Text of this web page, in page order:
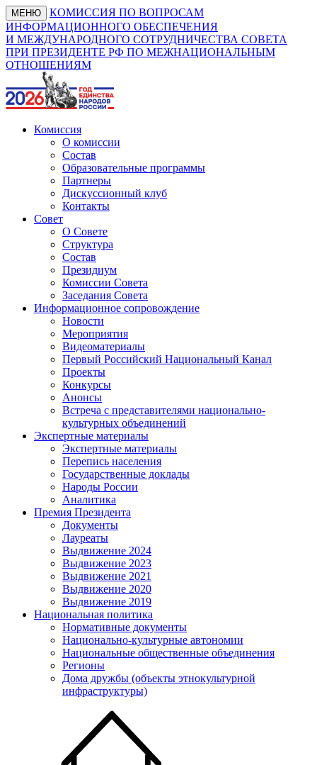
МЕНЮ
КОМИССИЯ ПО ВОПРОСАМ
ИНФОРМАЦИОННОГО ОБЕСПЕЧЕНИЯ
И МЕЖДУНАРОДНОГО СОТРУДНИЧЕСТВА СОВЕТА
ПРИ ПРЕЗИДЕНТЕ РФ ПО МЕЖНАЦИОНАЛЬНЫМ
ОТНОШЕНИЯМ
Комиссия
О комиссии
Состав
Образовательные программы
Партнеры
Дискуссионный клуб
Контакты
Совет
О Совете
Структура
Состав
Президиум
Комиссии Совета
Заседания Совета
Информационное сопровождение
Новости
Мероприятия
Видеоматериалы
Первый Российский Национальный Канал
Проекты
Конкурсы
Анонсы
Встреча с представителями национально-
культурных объединений
Экспертные материалы
Экспертные материалы
Перепись населения
Государственные доклады
Народы России
Аналитика
Премия Президента
Документы
Лауреаты
Выдвижение 2024
Выдвижение 2023
Выдвижение 2021
Выдвижение 2020
Выдвижение 2019
Национальная политика
Нормативные документы
Национально-культурные автономии
Национальные общественные объединения
Регионы
Дома дружбы (объекты этнокультурной
инфраструктуры)